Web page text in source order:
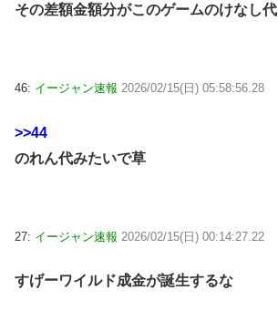
その差額金額分がこのゲームのけなし代
46: イージャン速報 2026/02/15(日) 05:58:56.28
>>44
のれん代みたいで草
27: イージャン速報 2026/02/15(日) 00:14:27.22
すげーワイルド成金が誕生するな